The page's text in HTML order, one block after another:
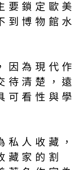
要鎖定歐美
到博物館水
因為現代作
待清楚，遠
可看性與學
私人收藏，
藏家的割